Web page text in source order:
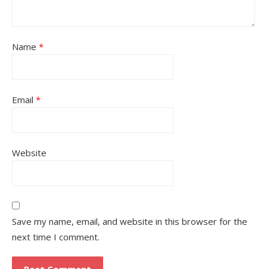
Name *
Email *
Website
Save my name, email, and website in this browser for the
next time I comment.